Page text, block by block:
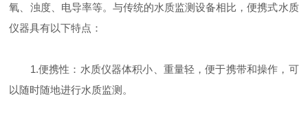
氧、浊度、电导率等。与传统的水质监测设备相比，便携式水质
仪器具有以下特点：
1.便携性：水质仪器体积小、重量轻，便于携带和操作，可
以随时随地进行水质监测。